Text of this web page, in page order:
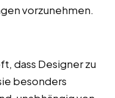
vorzunehmen.
dass Designer zu
besonders